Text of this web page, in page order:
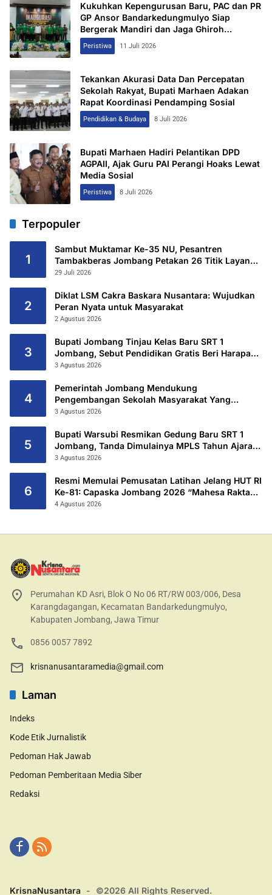
Kukuhkan Kepengurusan Baru, PAC dan PR
GP Ansor Bandarkedungmulyo Siap
Bergerak Mandiri dan Jaga Ghiroh
Perjuangan
Peristiwa 11 Juli 2026
Tekankan Akurasi Data Dan Percepatan
Sekolah Rakyat, Bupati Marhaen Adakan
Rapat Koordinasi Pendamping Sosial
Pendidikan & Budaya 8 Juli 2026
Bupati Marhaen Hadiri Pelantikan DPD
AGPAII, Ajak Guru PAI Perangi Hoaks Lewat
Media Sosial
Peristiwa 8 Juli 2026
Terpopuler
1
Sambut Muktamar Ke-35 NU, Pesantren
Tambakberas Jombang Petakan 26 Titik Layanan
Utama
29 Juli 2026
2
Diklat LSM Cakra Baskara Nusantara: Wujudkan
Peran Nyata untuk Masyarakat
2 Agustus 2026
3
Bupati Jombang Tinjau Kelas Baru SRT 1
Jombang, Sebut Pendidikan Gratis Beri Harapan
Baru
3 Agustus 2026
4
Pemerintah Jombang Mendukung
Pengembangan Sekolah Masyarakat Yang
Kurang Mampu Hingga Hibahkan 6,3 Hektar
3 Agustus 2026
5
Bupati Warsubi Resmikan Gedung Baru SRT 1
Jombang, Tanda Dimulainya MPLS Tahun Ajaran
2026/2027
3 Agustus 2026
6
Resmi Memulai Pemusatan Latihan Jelang HUT RI
Ke-81: Capaska Jombang 2026 “Mahesa Rakta
Garuda Yudha”.
4 Agustus 2026
Perumahan KD Asri, Blok O No 06 RT/RW 003/006, Desa
Karangdagangan, Kecamatan Bandarkedungmulyo,
Kabupaten Jombang, Jawa Timur
0856 0057 7892
krisnanusantaramedia@gmail.com
Laman
Indeks
Kode Etik Jurnalistik
Pedoman Hak Jawab
Pedoman Pemberitaan Media Siber
Redaksi
KrisnaNusantara - ©2026 All Rights Reserved.